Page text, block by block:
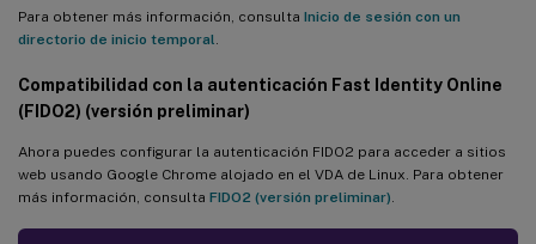
Para obtener más información, consulta Inicio de sesión con un
directorio de inicio temporal
Compatibilidad con la autenticación Fast Identity Online
(FIDO2) (versión preliminar)
Ahora puedes configurar la autenticación FIDO2 para acceder a sitios
web usando Google Chrome alojado en el VDA de Linux. Para obtener
más información, consulta FIDO2 (versión preliminar)